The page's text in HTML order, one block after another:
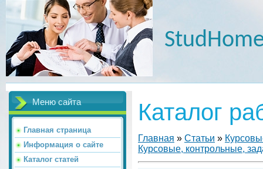
Меню сайта
Главная страница
Информация о сайте
Каталог статей
Каталог
Главная » Статьи »
Курсовые, контрольные,